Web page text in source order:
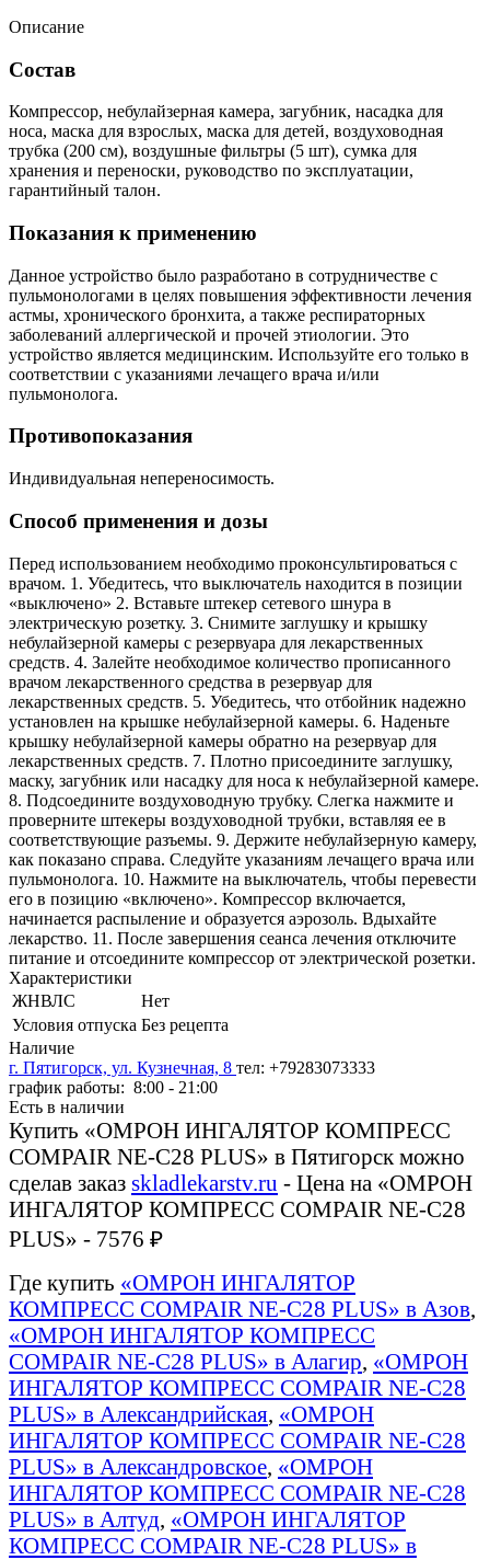
Описание
Состав
Компрессор, небулайзерная камера, загубник, насадка для
носа, маска для взрослых, маска для детей, воздуховодная
трубка (200 см), воздушные фильтры (5 шт), сумка для
хранения и переноски, руководство по эксплуатации,
гарантийный талон.
Показания к применению
Данное устройство было разработано в сотрудничестве с
пульмонологами в целях повышения эффективности лечения
астмы, хронического бронхита, а также респираторных
заболеваний аллергической и прочей этиологии. Это
устройство является медицинским. Используйте его только в
соответствии с указаниями лечащего врача и/или
пульмонолога.
Противопоказания
Индивидуальная непереносимость.
Способ применения и дозы
Перед использованием необходимо проконсультироваться с
врачом. 1. Убедитесь, что выключатель находится в позиции
«выключено» 2. Вставьте штекер сетевого шнура в
электрическую розетку. 3. Снимите заглушку и крышку
небулайзерной камеры с резервуара для лекарственных
средств. 4. Залейте необходимое количество прописанного
врачом лекарственного средства в резервуар для
лекарственных средств. 5. Убедитесь, что отбойник надежно
установлен на крышке небулайзерной камеры. 6. Наденьте
крышку небулайзерной камеры обратно на резервуар для
лекарственных средств. 7. Плотно присоедините заглушку,
маску, загубник или насадку для носа к небулайзерной камере.
8. Подсоедините воздуховодную трубку. Слегка нажмите и
проверните штекеры воздуховодной трубки, вставляя ее в
соответствующие разъемы. 9. Держите небулайзерную камеру,
как показано справа. Следуйте указаниям лечащего врача или
пульмонолога. 10. Нажмите на выключатель, чтобы перевести
его в позицию «включено». Компрессор включается,
начинается распыление и образуется аэрозоль. Вдыхайте
лекарство. 11. После завершения сеанса лечения отключите
питание и отсоедините компрессор от электрической розетки.
Характеристики
ЖНВЛС
Нет
Условия отпуска Без рецепта
Наличие
г. Пятигорск, ул. Кузнечная, 8 тел: +79283073333
график работы: 8:00 - 21:00
Есть в наличии
Купить «ОМРОН ИНГАЛЯТОР КОМПРЕСС
COMPAIR NE-C28 PLUS» в Пятигорск можно
сделав заказ skladlekarstv.ru - Цена на «ОМРОН
ИНГАЛЯТОР КОМПРЕСС COMPAIR NE-C28
PLUS» - 7576 ₽
Где купить «ОМРОН ИНГАЛЯТОР
КОМПРЕСС COMPAIR NE-C28 PLUS» в Азов,
«ОМРОН ИНГАЛЯТОР КОМПРЕСС
COMPAIR NE-C28 PLUS» в Алагир, «ОМРОН
ИНГАЛЯТОР КОМПРЕСС COMPAIR NE-C28
PLUS» в Александрийская, «ОМРОН
ИНГАЛЯТОР КОМПРЕСС COMPAIR NE-C28
PLUS» в Александровское, «ОМРОН
ИНГАЛЯТОР КОМПРЕСС COMPAIR NE-C28
PLUS» в Алтуд, «ОМРОН ИНГАЛЯТОР
КОМПРЕСС COMPAIR NE-C28 PLUS» в